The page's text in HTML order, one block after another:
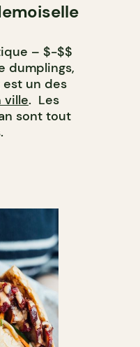
– $-$$
dumplings,
est un des
ville. Les
sont tout